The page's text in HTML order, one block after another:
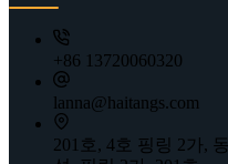
+86 13720060320
lanna@haitangs.com
201호, 4호 핑링 2가,